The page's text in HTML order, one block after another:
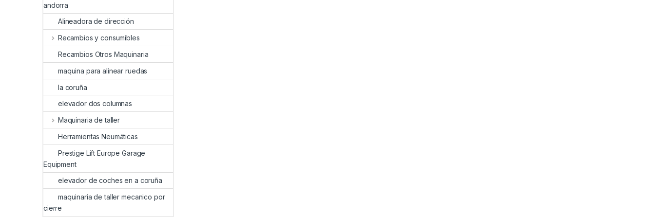
andorra
Alineadora de dirección
Recambios y consumibles
Recambios Otros Maquinaria
maquina para alinear ruedas
la coruña
elevador dos columnas
Maquinaria de taller
Herramientas Neumáticas
Prestige Lift Europe Garage
Equipment
elevador de coches en a coruña
maquinaria de taller mecanico por
cierre